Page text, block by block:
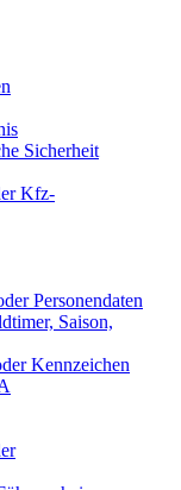
Sicherheit
Kfz-
Personendaten
Saison,
Kennzeichen